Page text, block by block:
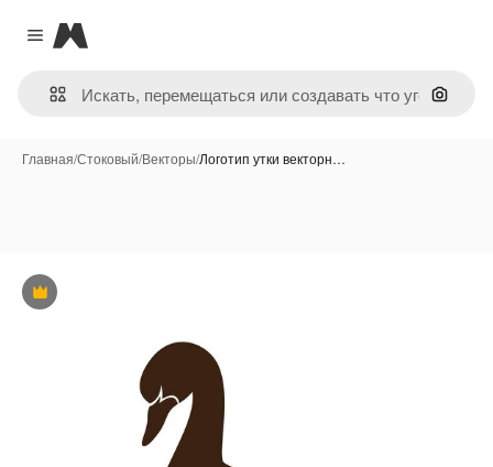
Close menu
Magnific
Поиск
Главная/Стоковый/Векторы/Логотип утки векторн…
Премиум